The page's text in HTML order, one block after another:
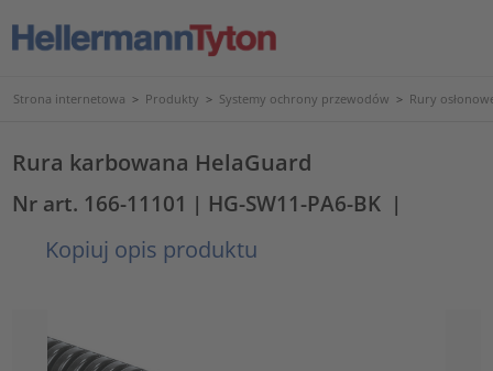
Strona internetowa > Produkty > Systemy ochrony przewodów > Rury
Rura karbowana HelaGuard
Nr art. 166-11101 | HG-SW11-PA6-BK |
Kopiuj opis produktu